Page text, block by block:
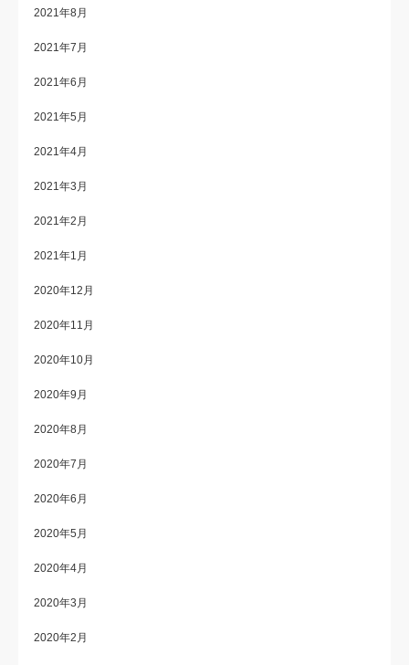
2021年8月
2021年7月
2021年6月
2021年5月
2021年4月
2021年3月
2021年2月
2021年1月
2020年12月
2020年11月
2020年10月
2020年9月
2020年8月
2020年7月
2020年6月
2020年5月
2020年4月
2020年3月
2020年2月